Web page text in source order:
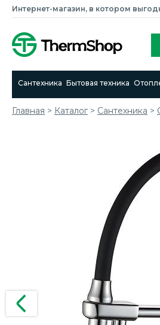
Интернет-магазин, в котором
Сантехника Бытовая техника
Главная > Каталог > Сантехника >